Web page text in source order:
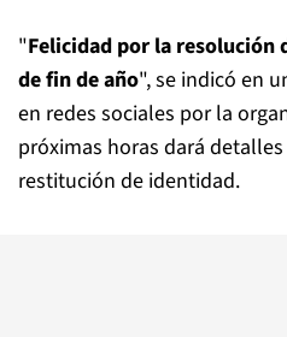
"Felicidad por la resolución
de fin de año", se indicó en
en redes sociales por la
próximas horas dará
restitución de identidad.